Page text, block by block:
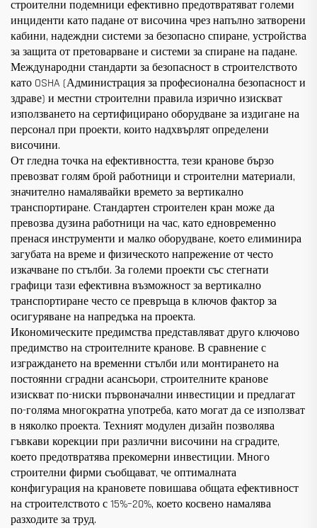
строителни подемници ефективно предотвратяват големи
инциденти като падане от височина чрез напълно затворени
кабини, надеждни системи за безопасно спиране, устройства
за защита от претоварване и системи за спиране на падане.
Международни стандарти за безопасност в строителството
като OSHA (Администрация за професионална безопасност и
здраве) и местни строителни правила изрично изискват
използването на сертифицирано оборудване за издигане на
персонал при проекти, които надхвърлят определени
височини.
От гледна точка на ефективността, тези кранове бързо
превозват голям брой работници и строителни материали,
значително намалявайки времето за вертикално
транспортиране. Стандартен строителен кран може да
превозва дузина работници на час, като едновременно
пренася инструменти и малко оборудване, което елиминира
загубата на време и физическото напрежение от често
изкачване по стълби. За големи проекти със стегнати
графици тази ефективна възможност за вертикално
транспортиране често се превръща в ключов фактор за
осигуряване на напредъка на проекта.
Икономическите предимства представляват друго ключово
предимство на строителните кранове. В сравнение с
изграждането на временни стълби или монтирането на
постоянни сградни асансьори, строителните кранове
изискват по-ниски първоначални инвестиции и предлагат
по-голяма многократна употреба, като могат да се използват
в няколко проекта. Техният модулен дизайн позволява
гъвкави корекции при различни височини на сградите,
което предотвратява прекомерни инвестиции. Много
строителни фирми съобщават, че оптималната
конфигурация на крановете повишава общата ефективност
на строителството с 15%–20%, което косвено намалява
разходите за труд.